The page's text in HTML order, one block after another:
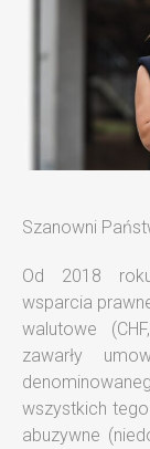
Szanowni
Od 2018
wsparcia
walutowe
zawarły
wszystkich
abuzywne